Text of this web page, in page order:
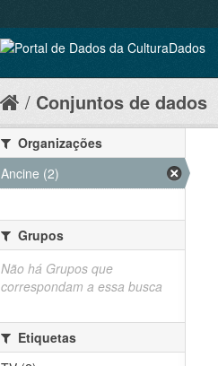
Conjuntos de dados
Organizações
Ancine (2)
Grupos
Não há Grupos que
correspondam a essa busca
Etiquetas